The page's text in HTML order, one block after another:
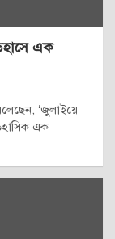
এক
‘জুলাইয়ে
এক